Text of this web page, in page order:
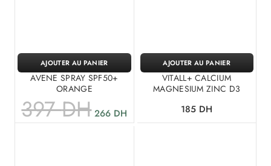
AVENE SPRAY SPF50+
ORANGE
397DH 266 DH
AJOUTER AU PANIER
VITALL+ CALCIUM
MAGNESIUM ZINC D3
185 DH
AJOUTER AU PANIER